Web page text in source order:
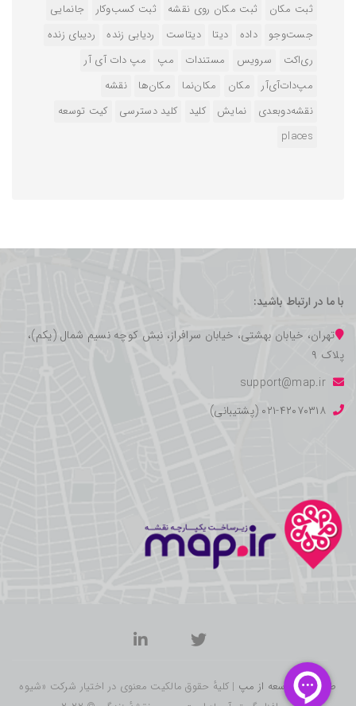
ثبت مکان
ثبت مکان روی نقشه ثبت کسب‌وکار
جانمایی
جست‌وجو
داده دیتا دیتاست ردیابی زنده
ردیبای زنده
ری‌اکت
سرویس مستندات مپ
مپ دات آی آر
مپ‌دات‌آی‌آر
مکان مکان‌نما مکان‌ها
نقشه
نقشه‌دوبعدی
نمایش کلید کلید دسترسی
کیت توسعه
‌places
با ما در ارتباط باشید:
تهران، خیابان بهشتی، خیابان سرافراز، نبش کوچه نسیم شمال (یکم)،
پلاک ۹
طراحی و توسعه از مپ | کلیهٔ حقوق مالکیت معنوی در اختیار شرکت «شیوه